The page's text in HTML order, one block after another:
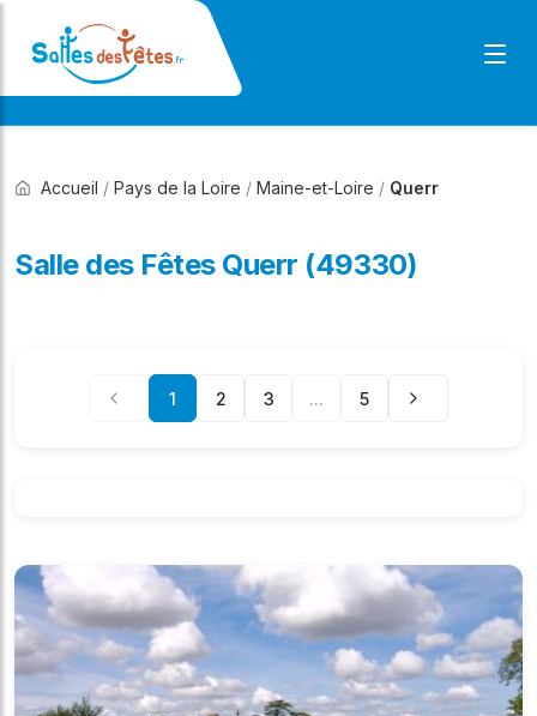
Accueil / Pays de la Loire / Maine-et-Loire / Querr
Salle des Fêtes Querr (49330)
1 2 3 ... 5